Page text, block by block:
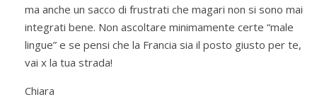
ma anche un sacco di frustrati che magari non si sono mai
integrati bene. Non ascoltare minimamente certe “male
lingue” e se pensi che la Francia sia il posto giusto per te,
vai x la tua strada!
Chiara